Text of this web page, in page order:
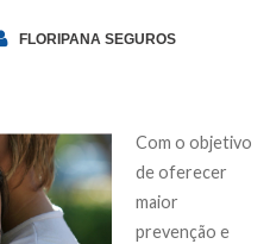
FLORIPANA SEGUROS
Com o objetivo
de oferecer
maior
prevenção e